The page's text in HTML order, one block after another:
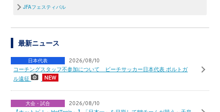
JFAフェスティバル
最新ニュース
日本代表 2026/08/10
コーチングスタッフ不参加について ビーチサッカー日本代表 ポルトガ
ル遠征
大会・試合 2026/08/10